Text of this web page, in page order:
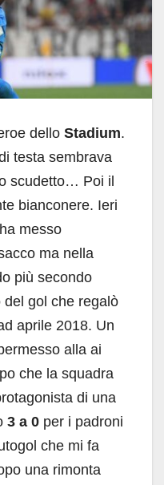
dello Stadium.
testa sembrava
scudetto… Poi il
bianconere. Ieri
ha messo
ma nella
più secondo
gol che regalò
aprile 2018. Un
alla ai
che la squadra
di una
3 a 0 per i padroni
che mi fa
una rimonta